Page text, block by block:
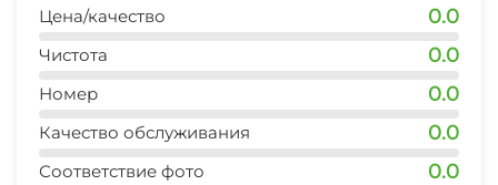
Цена/качество 0.0
Чистота 0.0
Номер 0.0
Качество обслуживания 0.0
Соответствие фото 0.0